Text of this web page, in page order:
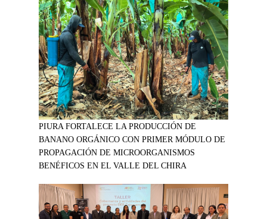
PIURA FORTALECE LA PRODUCCIÓN DE
BANANO ORGÁNICO CON PRIMER MÓDULO DE
PROPAGACIÓN DE MICROORGANISMOS
BENÉFICOS EN EL VALLE DEL CHIRA